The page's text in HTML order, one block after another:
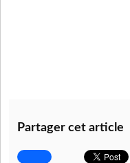
Partager cet article